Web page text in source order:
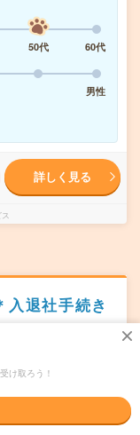
50代
60代
男性
詳しく見る
退社手続き
東京都)駅から徒歩11
け取ろう！